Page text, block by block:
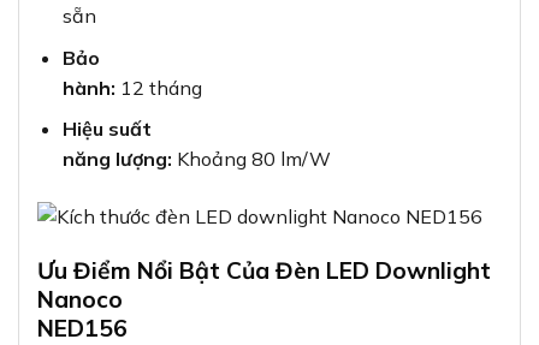
sẵn
Bảo
hành: 12 tháng
Hiệu suất
năng lượng: Khoảng 80 lm/W
Ưu Điểm Nổi Bật Của Đèn LED Downlight
Nanoco
NED156